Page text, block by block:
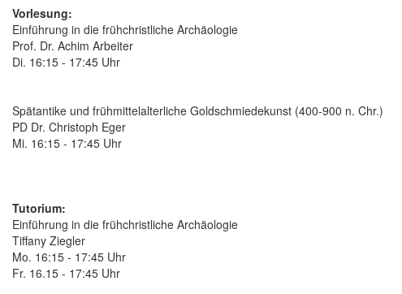
Vorlesung:
Einführung in die frühchristliche Archäologie
Prof. Dr. Achim Arbeiter
Di. 16:15 - 17:45 Uhr
Spätantike und frühmittelalterliche Goldschmiedekunst (400-900 n. Chr.)
PD Dr. Christoph Eger
Mi. 16:15 - 17:45 Uhr
Tutorium:
Einführung in die frühchristliche Archäologie
Tiffany Ziegler
Mo. 16:15 - 17:45 Uhr
Fr. 16.15 - 17:45 Uhr